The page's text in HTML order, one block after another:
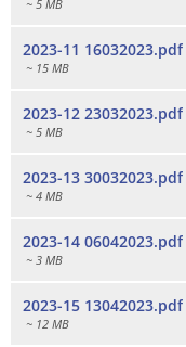
~ 5 MB
2023-11 16032023.pdf
~ 15 MB
2023-12 23032023.pdf
~ 5 MB
2023-13 30032023.pdf
~ 4 MB
2023-14 06042023.pdf
~ 3 MB
2023-15 13042023.pdf
~ 12 MB